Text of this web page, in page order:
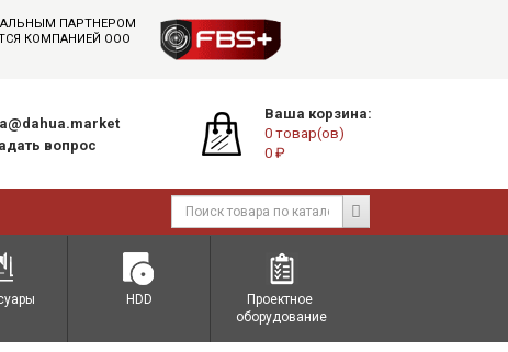
ПАРТНЕРОМ
КОМПАНИЕЙ ООО
вопрос
Ваша корзина:
0 товар(ов)
0 ₽
HDD
Проектное
оборудование